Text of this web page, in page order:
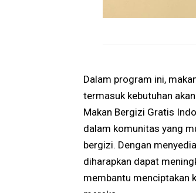
Dalam program ini,
termasuk kebutuhan
Makan Bergizi Gratis
dalam komunitas yang
bergizi. Dengan
diharapkan dapat
membantu menciptakan